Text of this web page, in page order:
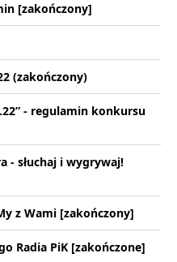
[zakończony]
(zakończony)
- regulamin konkursu
- słuchaj i wygrywaj!
z Wami [zakończony]
Radia PiK [zakończone]